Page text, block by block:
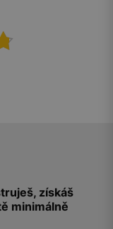
získáš
minimálně